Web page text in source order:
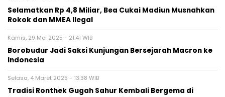
Selamatkan Rp 4,8 Miliar, Bea Cukai Madiun Musnahkan
Rokok dan MMEA Ilegal
Kamis, 29 Mei 2025 - 21:41 WIB
Borobudur Jadi Saksi Kunjungan Bersejarah Macron ke
Indonesia
Selasa, 4 Maret 2025 - 13:38 WIB
Tradisi Ronthek Gugah Sahur Kembali Bergema di